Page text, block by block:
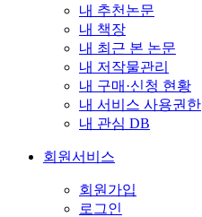
내 추천논문
내 책장
내 최근 본 논문
내 저작물관리
내 구매·신청 현황
내 서비스 사용권한
내 관심 DB
회원서비스
회원가입
로그인